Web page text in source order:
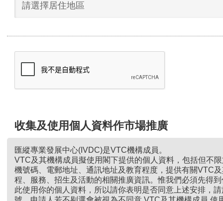
請選擇居住地區
收集及使用個人資料作市場推廣
匯縱專業發展中心(IVDC)是VTC機構成員。
VTC及其機構成員擬使用閣下提供的個人資料，包括但不
機號碼、電郵地址、通訊地址及教育程度，提供有關VTC
程、服務、招生及活動的相關推廣資訊。惟我們必須先得
此使用你的個人資料，所以請你表明是否同意上述安排，